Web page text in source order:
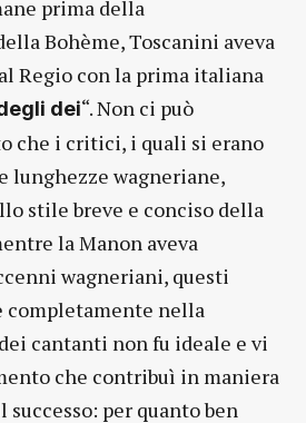
prima della
Bohème, Toscanini aveva
Regio con la prima italiana
dei“. Non ci può
che i critici, i quali si erano
lunghezze wagneriane,
stile breve e conciso della
la Manon aveva
wagneriani, questi
completamente nella
cantanti non fu ideale e vi
che contribuì in maniera
successo: per quanto ben